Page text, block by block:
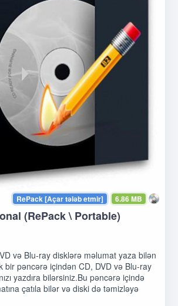
6.86 MB
RePack [Açar tələb etmir]
(RePack \ Portable)
və Blu-ray disklərə məlumat yaza bilən
bir pəncərə içindən CD, DVD və Blu-ray
yazdıra bilərsiniz.Bu pəncərə içində
çatıla bilər və diski də təmizləyə